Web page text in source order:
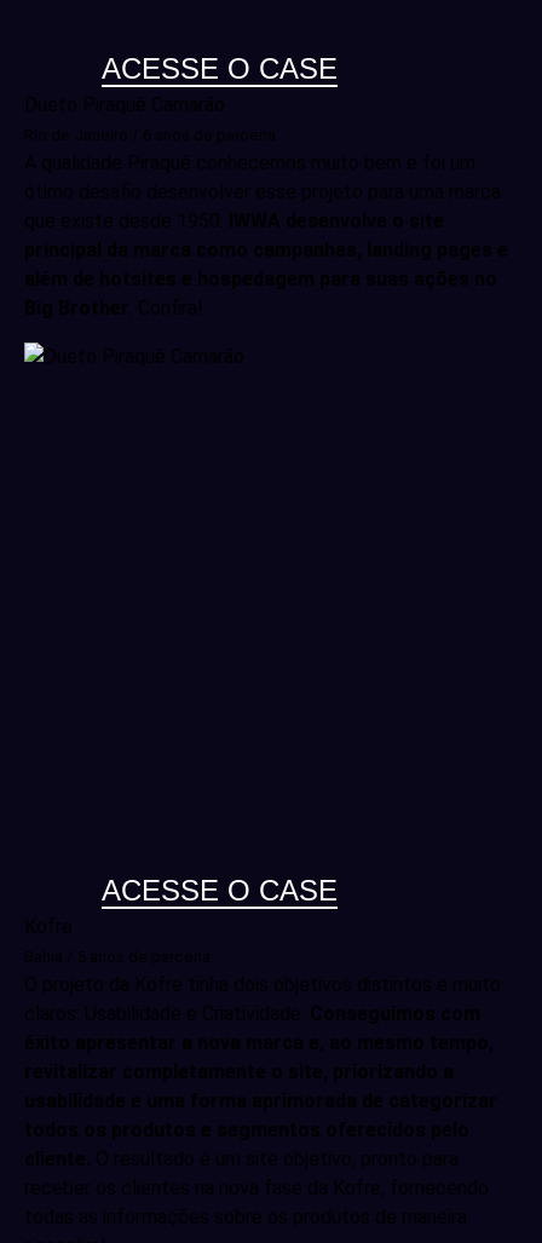
ACESSE O CASE
Dueto Piraquê Camarão
Rio de Janeiro / 6 anos de parceria
A qualidade Piraquê conhecemos muito bem e foi um
ótimo desafio desenvolver esse projeto para uma marca
que existe desde 1950. IWWA desenvolve o site
principal da marca como campanhas, landing pages e
além de hotsites e hospedagem para suas ações no
Big Brother . Confira!
ACESSE O CASE
Kofre
Bahia / 5 anos de parceria
O projeto da Kofre tinha dois objetivos distintos e muito
claros: Usabilidade e Criatividade. Conseguimos com
êxito apresentar a nova marca e, ao mesmo tempo,
revitalizar completamente o site, priorizando a
usabilidade e uma forma aprimorada de categorizar
todos os produtos e segmentos oferecidos pelo
cliente. O resultado é um site objetivo, pronto para
receber os clientes na nova fase da Kofre, fornecendo
todas as informações sobre os produtos de maneira